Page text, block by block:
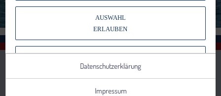
AUSWAHL
ERLAUBEN
VERWENDEN
Datenschutzerklärung
Impressum